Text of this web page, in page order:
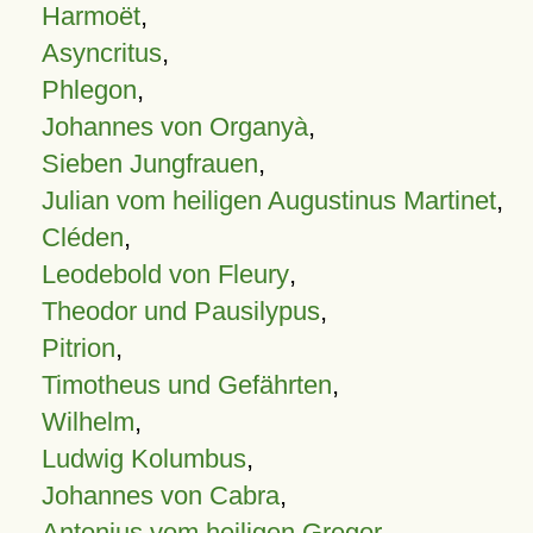
Harmoët,
Asyncritus,
Phlegon,
Johannes von Organyà,
Sieben Jungfrauen,
Julian vom heiligen Augustinus Martinet,
Cléden,
Leodebold von Fleury,
Theodor und Pausilypus,
Pitrion,
Timotheus und Gefährten,
Wilhelm,
Ludwig Kolumbus,
Johannes von Cabra,